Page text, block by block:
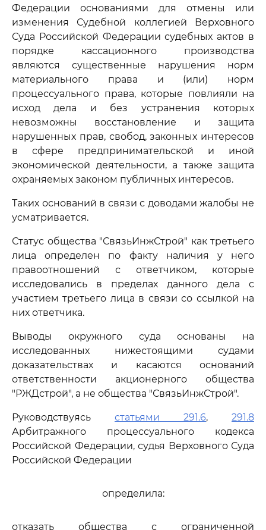
Федерации основаниями для отмены или
изменения Судебной коллегией Верховного
Суда Российской Федерации судебных актов в
порядке кассационного производства
являются существенные нарушения норм
материального права и (или) норм
процессуального права, которые повлияли на
исход дела и без устранения которых
невозможны восстановление и защита
нарушенных прав, свобод, законных интересов
в сфере предпринимательской и иной
экономической деятельности, а также защита
охраняемых законом публичных интересов.
Таких оснований в связи с доводами жалобы не
усматривается.
Статус общества "СвязьИнжСтрой" как третьего
лица определен по факту наличия у него
правоотношений с ответчиком, которые
исследовались в пределах данного дела с
участием третьего лица в связи со ссылкой на
них ответчика.
Выводы окружного суда основаны на
исследованных нижестоящими судами
доказательствах и касаются оснований
ответственности акционерного общества
"РЖДстрой", а не общества "СвязьИнжСтрой".
Руководствуясь статьями 291.6, 291.8
Арбитражного процессуального кодекса
Российской Федерации, судья Верховного Суда
Российской Федерации
определила:
отказать общества с ограниченной